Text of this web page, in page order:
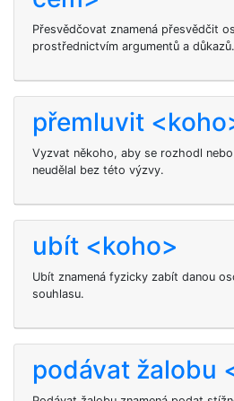
Přesvědčovat znamená přesvědčit
prostřednictvím argumentů a důkazů.
přemluvit
Vyzvat někoho, aby se rozhodl
neudělal bez této výzvy.
ubít <koho>
Ubít znamená fyzicky zabít danou
souhlasu.
podávat žalobu